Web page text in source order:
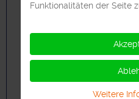
Funktionalitäten der Seite
Weitere